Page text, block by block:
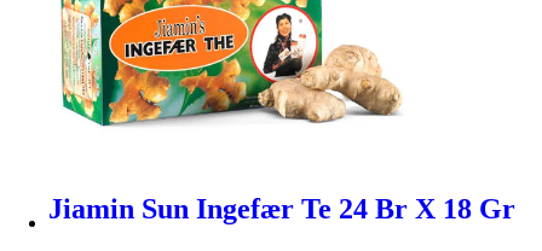
Jiamin Sun Ingefær Te 24 Br X 18 Gr